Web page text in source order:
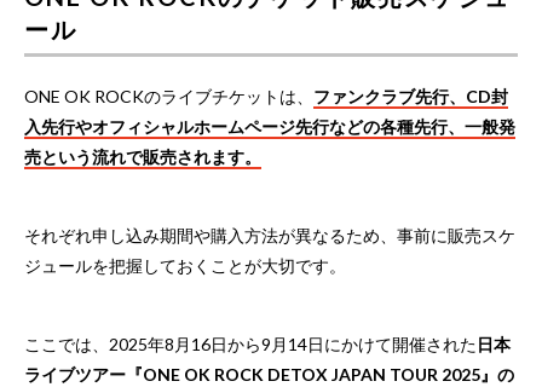
ール
ONE OK ROCKのライブチケットは、 ファンクラブ先行、CD封
入先行やオフィシャルホームページ先行などの各種先行、一般発
売という流れで販売されます。
それぞれ申し込み期間や購入方法が異なるため、事前に販売スケ
ジュールを把握しておくことが大切です。
ここでは、2025年8月16日から9月14日にかけて開催された日本
ライブツアー『ONE OK ROCK DETOX JAPAN TOUR 2025』の